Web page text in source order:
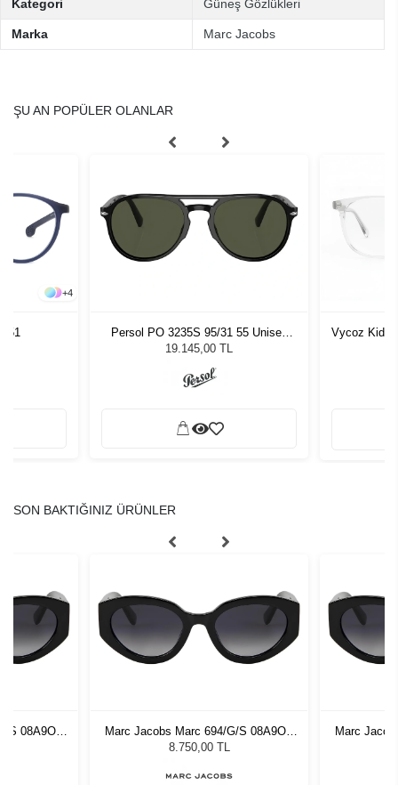
Kategori Güneş Gözlükleri
Marka Marc Jacobs
ŞU AN POPÜLER OLANLAR
+4
Persol PO 3235S 95/31 55 Unisex
Güneş Gözlüğü
19.145,00 TL
Vycoz Kids
SON BAKTIĞINIZ ÜRÜNLER
S 08A9O -
Marc Jacobs Marc 694/G/S 08A9O -
54 Kadın Güneş Gözlüğü
8.750,00 TL
Marc